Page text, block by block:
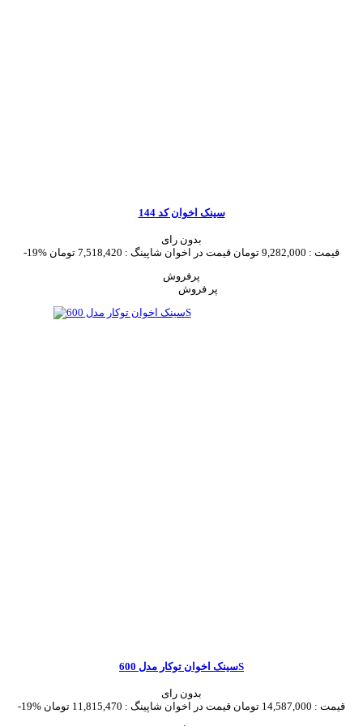
سینک اخوان کد 144
بدون رای
-19%
قیمت : 9,282,000 تومان قیمت در اخوان شاپینگ : 7,518,420 تومان
پرفروش
سینک اخوان توکار مدل 600S
بدون رای
-19%
قیمت : 14,587,000 تومان قیمت در اخوان شاپینگ : 11,815,470 تومان